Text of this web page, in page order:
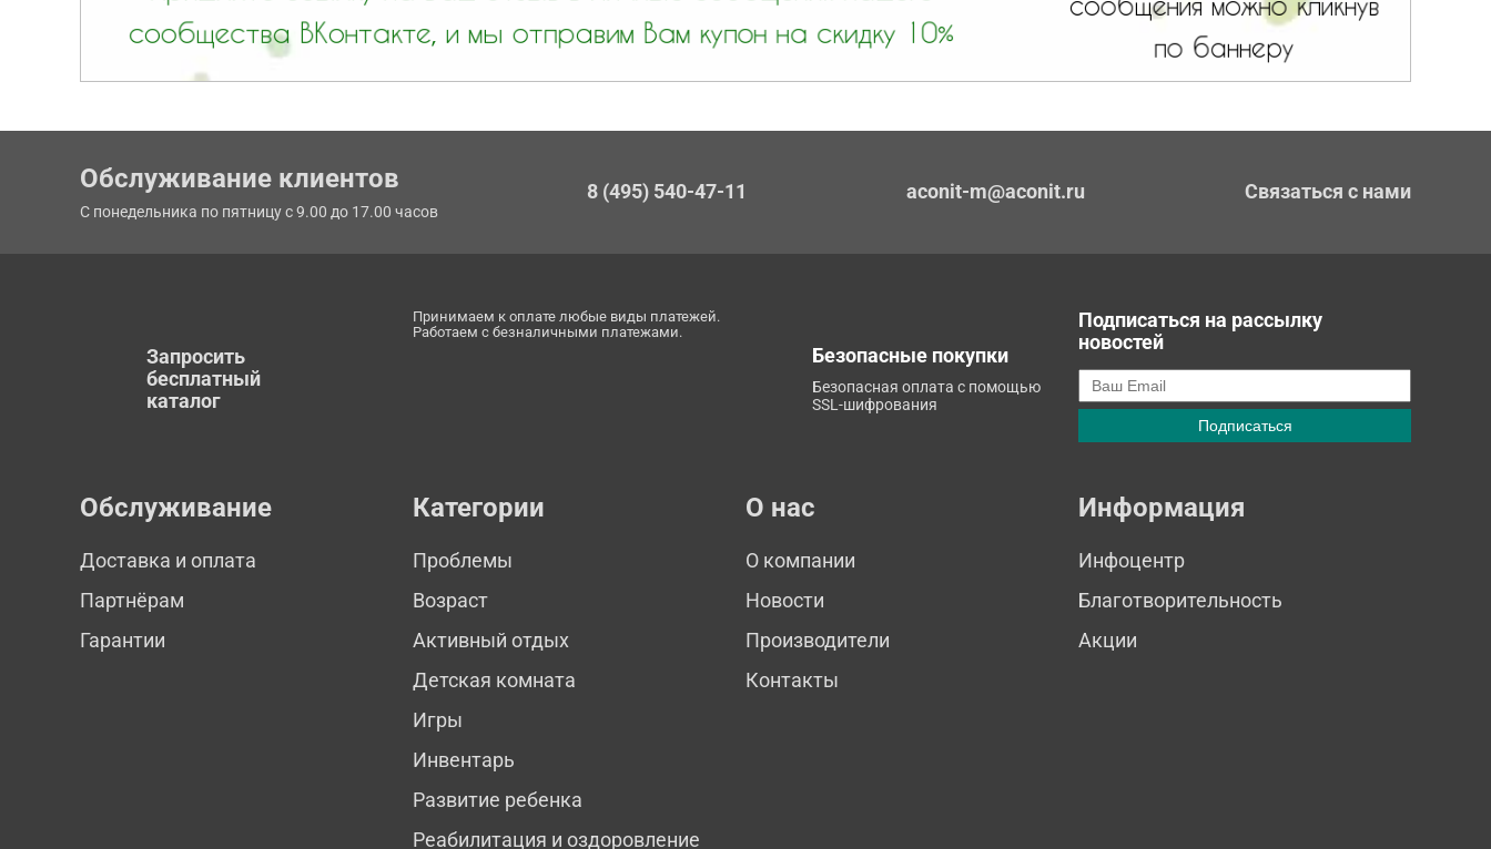
Обслуживание клиентов
С понедельника по пятницу с 9.00 до 17.00 часов
8 (495) 540-47-11 aconit-m@aconit.ru Связаться с нами
Запросить
бесплатный
каталог
Принимаем к оплате любые виды платежей.
Работаем с безналичными платежами.
Безопасные покупки
Безопасная оплата с помощью
SSL-шифрования
Подписаться на рассылку
новостей
Обслуживание
Доставка и оплата
Партнёрам
Гарантии
Категории
Проблемы
Возраст
Активный отдых
Детская комната
Игры
Инвентарь
Развитие ребенка
Реабилитация и оздоровление
О нас
О компании
Новости
Производители
Контакты
Информация
Инфоцентр
Благотворительность
Акции